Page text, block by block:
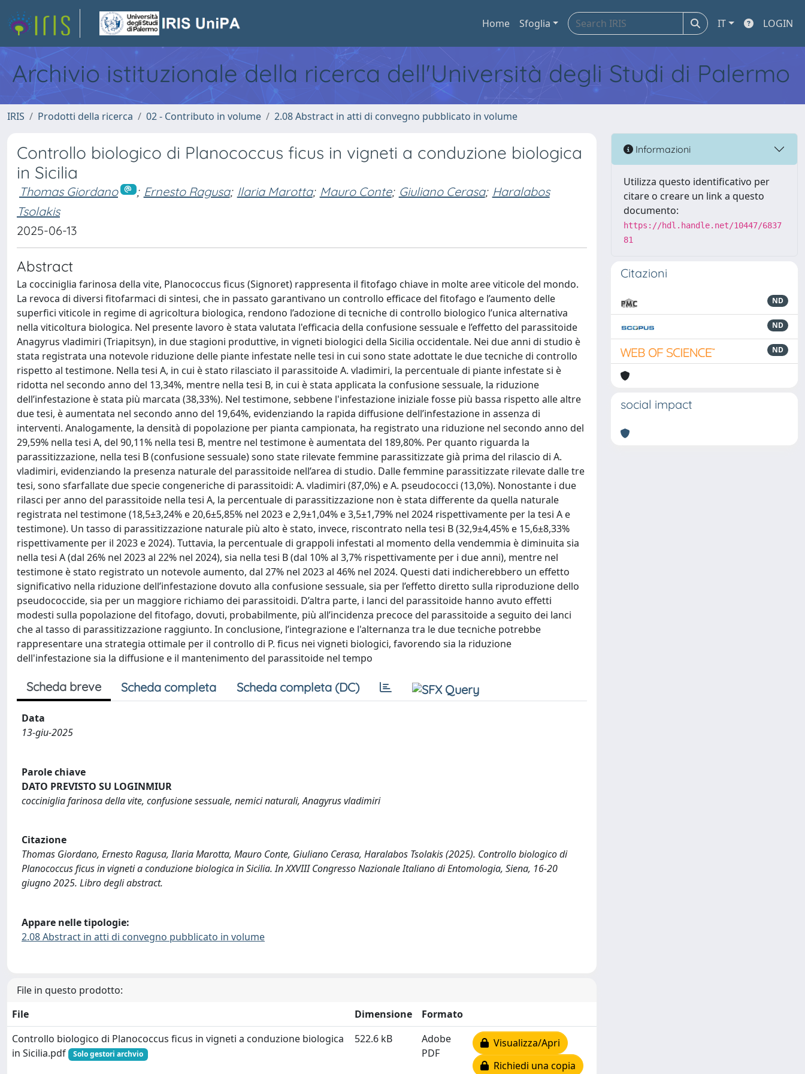
Home Sfoglia IT LOGIN
Archivio istituzionale della ricerca dell'Università degli Studi di Palermo
IRIS Prodotti della ricerca 02 - Contributo in volume 2.08 Abstract in atti di convegno pubblicato in volume
Controllo biologico di Planococcus ficus in vigneti a conduzione biologica
in Sicilia
Thomas Giordano ; Ernesto Ragusa; Ilaria Marotta; Mauro Conte; Giuliano Cerasa; Haralabos
Tsolakis
2025-06-13
Abstract
La cocciniglia farinosa della vite, Planococcus ficus (Signoret) rappresenta il fitofago chiave in molte aree viticole del mondo.
La revoca di diversi fitofarmaci di sintesi, che in passato garantivano un controllo efficace del fitofago e l’aumento delle
superfici viticole in regime di agricoltura biologica, rendono l’adozione di tecniche di controllo biologico l’unica alternativa
nella viticoltura biologica. Nel presente lavoro è stata valutata l'efficacia della confusione sessuale e l’effetto del parassitoide
Anagyrus vladimiri (Triapitsyn), in due stagioni produttive, in vigneti biologici della Sicilia occidentale. Nei due anni di studio è
stata registrata una notevole riduzione delle piante infestate nelle tesi in cui sono state adottate le due tecniche di controllo
rispetto al testimone. Nella tesi A, in cui è stato rilasciato il parassitoide A. vladimiri, la percentuale di piante infestate si è
ridotta nel secondo anno del 13,34%, mentre nella tesi B, in cui è stata applicata la confusione sessuale, la riduzione
dell’infestazione è stata più marcata (38,33%). Nel testimone, sebbene l'infestazione iniziale fosse più bassa rispetto alle altre
due tesi, è aumentata nel secondo anno del 19,64%, evidenziando la rapida diffusione dell’infestazione in assenza di
interventi. Analogamente, la densità di popolazione per pianta campionata, ha registrato una riduzione nel secondo anno del
29,59% nella tesi A, del 90,11% nella tesi B, mentre nel testimone è aumentata del 189,80%. Per quanto riguarda la
parassitizzazione, nella tesi B (confusione sessuale) sono state rilevate femmine parassitizzate già prima del rilascio di A.
vladimiri, evidenziando la presenza naturale del parassitoide nell’area di studio. Dalle femmine parassitizzate rilevate dalle tre
tesi, sono sfarfallate due specie congeneriche di parassitoidi: A. vladimiri (87,0%) e A. pseudococci (13,0%). Nonostante i due
rilasci per anno del parassitoide nella tesi A, la percentuale di parassitizzazione non è stata differente da quella naturale
registrata nel testimone (18,5±3,24% e 20,6±5,85% nel 2023 e 2,9±1,04% e 3,5±1,79% nel 2024 rispettivamente per la tesi A e
testimone). Un tasso di parassitizzazione naturale più alto è stato, invece, riscontrato nella tesi B (32,9±4,45% e 15,6±8,33%
rispettivamente per il 2023 e 2024). Tuttavia, la percentuale di grappoli infestati al momento della vendemmia è diminuita sia
nella tesi A (dal 26% nel 2023 al 22% nel 2024), sia nella tesi B (dal 10% al 3,7% rispettivamente per i due anni), mentre nel
testimone è stato registrato un notevole aumento, dal 27% nel 2023 al 46% nel 2024. Questi dati indicherebbero un effetto
significativo nella riduzione dell’infestazione dovuto alla confusione sessuale, sia per l’effetto diretto sulla riproduzione dello
pseudococcide, sia per un maggiore richiamo dei parassitoidi. D’altra parte, i lanci del parassitoide hanno avuto effetti
modesti sulla popolazione del fitofago, dovuti, probabilmente, più all’incidenza precoce del parassitoide a seguito dei lanci
che al tasso di parassitizzazione raggiunto. In conclusione, l’integrazione e l'alternanza tra le due tecniche potrebbe
rappresentare una strategia ottimale per il controllo di P. ficus nei vigneti biologici, favorendo sia la riduzione
dell'infestazione sia la diffusione e il mantenimento del parassitoide nel tempo
Scheda breve Scheda completa Scheda completa (DC)
Data
13-giu-2025
Parole chiave
DATO PREVISTO SU LOGINMIUR
cocciniglia farinosa della vite, confusione sessuale, nemici naturali, Anagyrus vladimiri
Citazione
Thomas Giordano, Ernesto Ragusa, Ilaria Marotta, Mauro Conte, Giuliano Cerasa, Haralabos Tsolakis (2025). Controllo biologico di
Planococcus ficus in vigneti a conduzione biologica in Sicilia. In XXVIII Congresso Nazionale Italiano di Entomologia, Siena, 16-20
giugno 2025. Libro degli abstract.
Appare nelle tipologie:
2.08 Abstract in atti di convegno pubblicato in volume
File in questo prodotto:
File
Dimensione
Formato
Controllo biologico di Planococcus ficus in vigneti a conduzione biologica
in Sicilia.pdf
Solo gestori archvio
522.6 kB
Adobe
PDF
Visualizza/Apri
Richiedi una copia
Informazioni
Utilizza questo identificativo per
citare o creare un link a questo
documento:
https://hdl.handle.net/10447/6837
81
Citazioni
ND
ND
ND
social impact